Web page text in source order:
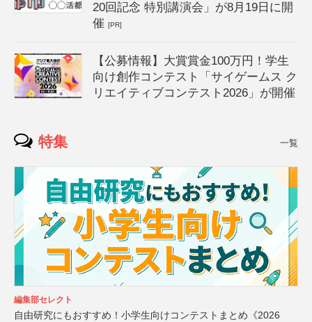
20回記念 特別講演会」が8月19日に開
催[PR]
【公募情報】大賞賞金100万円！学生
向け創作コンテスト「サイゲームス ク
リエイティブコンテスト2026」が開催
特集 一覧
編集部セレクト
自由研究にもおすすめ！小学生向けコンテストまとめ《2026